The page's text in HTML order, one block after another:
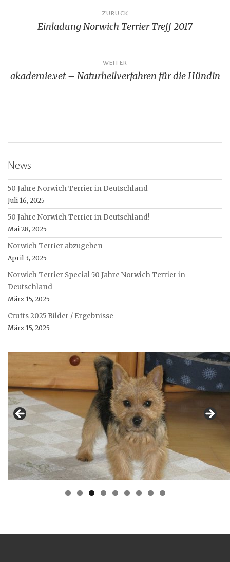
Beitragsnavigation
ZURÜCK
Einladung Norwich Terrier Treff 2017
WEITER
akademie.vet – Naturheilverfahren für die Hündin
News
50 Jahre Norwich Terrier in Deutschland
Juli 16, 2025
50 Jahre Norwich Terrier in Deutschland!
Mai 28, 2025
Norwich Terrier abzugeben
April 3, 2025
Norwich Terrier Special 50 Jahre Norwich Terrier in
Deutschland
März 15, 2025
Crufts 2025 Bilder / Ergebnisse
März 15, 2025